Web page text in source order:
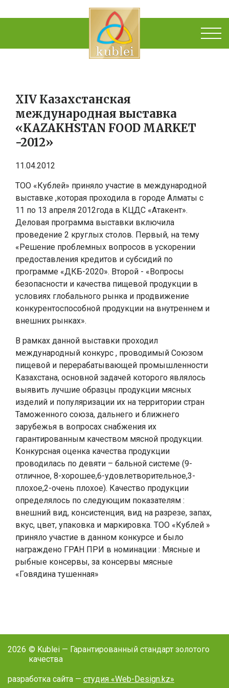
XIV Казахстанская
международная выставка
«KAZAKHSTAN FOOD MARKET
-2012»
11.04.2012
ТОО «Кублей» приняло участие в международной
выставке ,которая проходила в городе Алматы с
11 по 13 апреля 2012года в КЦДС «Атакент».
Деловая программа выставки включила
проведение 2 круглых столов. Первый, на тему
«Решение проблемных вопросов в ускорении
предоставления кредитов и субсидий по
программе «ДКБ-2020». Второй - «Вопросы
безопасности и качества пищевой продукции в
условиях глобального рынка и продвижение
конкурентоспособной продукции на внутреннем и
внешних рынках».
В рамках данной выставки проходил
международный конкурс , проводимый Союзом
пищевой и перерабатывающей промышленности
Казахстана, основной задачей которого являлось
выявить лучшие образцы продукции мясных
изделий и популяризации их на территории стран
Таможенного союза, дальнего и ближнего
зарубежья в вопросах снабжения их
гарантированным качеством мясной продукции.
Конкурсная оценка качества продукции
проводилась по девяти – бальной системе (9-
отличное, 8-хорошее,6-удовлетворительное,3-
плохое,2-очень плохое). Качество продукции
определялось по следующим показателям :
внешний вид, консистенция, вид на разрезе, запах,
вкус, цвет, упаковка и маркировка. ТОО «Кублей »
приняло участие в данном конкурсе и было
награждено ГРАН ПРИ в номинации : Мясные и
рыбные консервы, за консервы мясные
«Говядина тушенная»
2026 © Kublei — Гарантированный стандарт золотого
качества
разработка сайта — студия «Web-Design.kz»